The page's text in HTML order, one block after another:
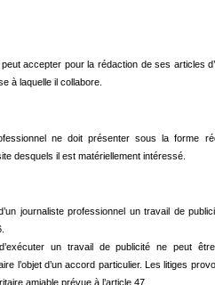
accepter pour la rédaction de ses articles
à laquelle il collabore.
ne doit présenter sous la forme
desquels il est matériellement intéressé.
journaliste professionnel un travail de
un travail de publicité ne peut
l’objet d’un accord particulier. Les litiges
amiable prévue à l’article 47.